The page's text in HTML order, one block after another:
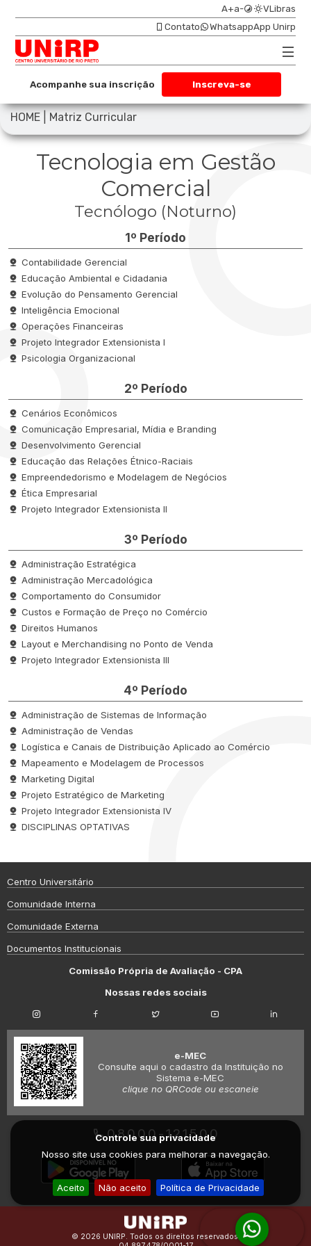
Controle sua privacidade
Nosso site usa cookies para melhorar a navegação.
Aceito Não aceito Política de Privacidade
A+a-
VLibras
Contato
WhatsappApp Unirp
Acompanhe sua inscrição Inscreva-se
HOME Matriz Curricular
Tecnologia em Gestão
Comercial
Tecnólogo (Noturno)
1º Período
Contabilidade Gerencial
Educação Ambiental e Cidadania
Evolução do Pensamento Gerencial
Inteligência Emocional
Operações Financeiras
Projeto Integrador Extensionista I
Psicologia Organizacional
2º Período
Cenários Econômicos
Comunicação Empresarial, Mídia e Branding
Desenvolvimento Gerencial
Educação das Relações Étnico-Raciais
Empreendedorismo e Modelagem de Negócios
Ética Empresarial
Projeto Integrador Extensionista II
3º Período
Administração Estratégica
Administração Mercadológica
Comportamento do Consumidor
Custos e Formação de Preço no Comércio
Direitos Humanos
Layout e Merchandising no Ponto de Venda
Projeto Integrador Extensionista III
4º Período
Administração de Sistemas de Informação
Administração de Vendas
Logística e Canais de Distribuição Aplicado ao Comércio
Mapeamento e Modelagem de Processos
Marketing Digital
Projeto Estratégico de Marketing
Projeto Integrador Extensionista IV
DISCIPLINAS OPTATIVAS
Centro Universitário
Comunidade Interna
Comunidade Externa
Documentos Institucionais
Comissão Própria de Avaliação - CPA
Nossas redes sociais
e-MEC
Consulte aqui o cadastro da Instituição no
Sistema e-MEC
clique no QRCode ou escaneie
08000-121500
© 2026 UNIRP. Todos os direitos reservados.